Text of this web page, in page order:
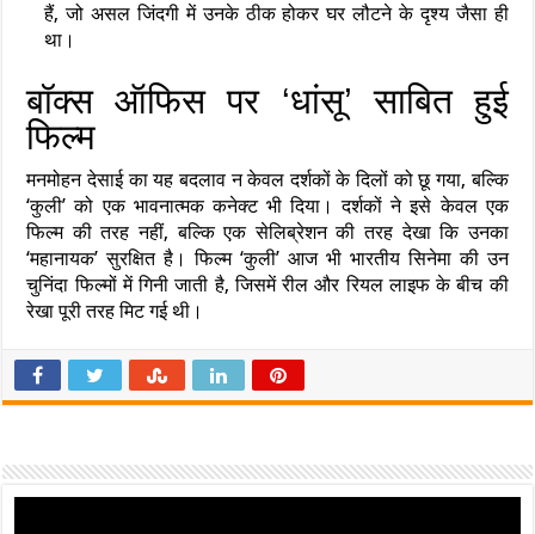
हैं, जो असल जिंदगी में उनके ठीक होकर घर लौटने के दृश्य जैसा ही
था।
बॉक्स ऑफिस पर ‘धांसू’ साबित हुई
फिल्म
मनमोहन देसाई का यह बदलाव न केवल दर्शकों के दिलों को छू गया, बल्कि
‘कुली’ को एक भावनात्मक कनेक्ट भी दिया। दर्शकों ने इसे केवल एक
फिल्म की तरह नहीं, बल्कि एक सेलिब्रेशन की तरह देखा कि उनका
‘महानायक’ सुरक्षित है। फिल्म ‘कुली’ आज भी भारतीय सिनेमा की उन
चुनिंदा फिल्मों में गिनी जाती है, जिसमें रील और रियल लाइफ के बीच की
रेखा पूरी तरह मिट गई थी।